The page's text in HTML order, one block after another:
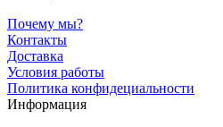
Почему мы?
Контакты
Доставка
Условия работы
Политика конфидециальности
Информация